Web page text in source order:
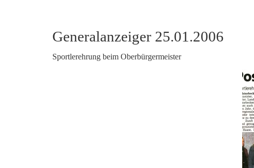
Generalanzeiger 25.01.2006
Sportlerehrung beim Oberbürgermeister